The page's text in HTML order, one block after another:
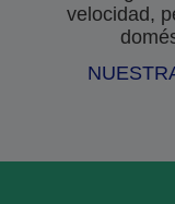
velocidad,